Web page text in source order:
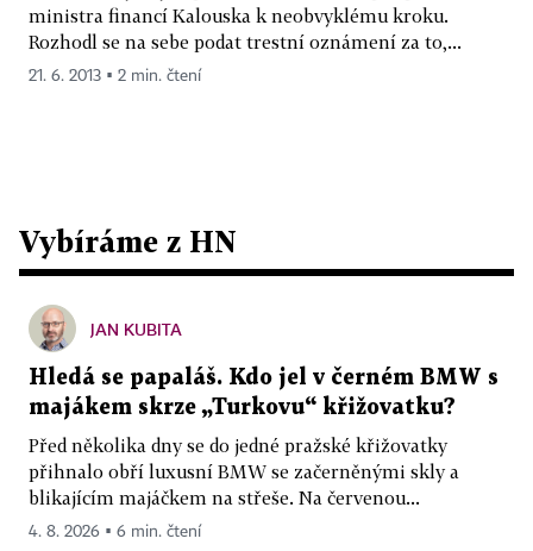
ministra financí Kalouska k neobvyklému kroku.
Rozhodl se na sebe podat trestní oznámení za to,...
21. 6. 2013 ▪ 2 min. čtení
Vybíráme z HN
JAN KUBITA
Hledá se papaláš. Kdo jel v černém BMW s
majákem skrze „Turkovu“ křižovatku?
Před několika dny se do jedné pražské křižovatky
přihnalo obří luxusní BMW se začerněnými skly a
blikajícím majáčkem na střeše. Na červenou...
4. 8. 2026 ▪ 6 min. čtení